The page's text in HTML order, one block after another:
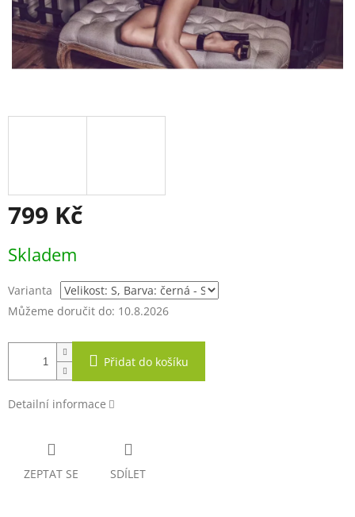
799 Kč
cena:
Skladem
Varianta
Můžeme doručit do: 10.8.2026
Přidat do košíku
Detailní informace
ZEPTAT SE SDÍLET